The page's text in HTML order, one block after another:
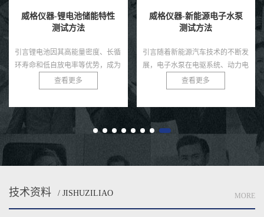
威格仪器-锂电池储能特性
测试方法
引言锂电池因其高能量密度、长循
环寿命和低自放电率等优势，成为
现代储能领域的核心技术，广泛应
用于电动汽车、可再生能源储能系
查看更多
威格仪器-新能源电子水泵
测试方法
引言随着新能源汽车技术的不断发
展，电子水泵在电驱系统、动力电
池、热管理模块等环节中起着至关
重要的冷却作用。相比传统机械水
能...
查看更多
技术资料 / JISHUZILIAO MORE